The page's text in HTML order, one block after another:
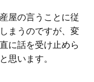
屋の言うことに従
まうのですが、変
に話を受け止めら
思います。